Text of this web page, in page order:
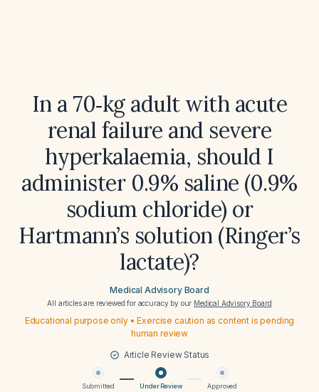
In a 70‑kg adult with acute
renal failure and severe
hyperkalaemia, should I
administer 0.9% saline (0.9%
sodium chloride) or
Hartmann’s solution (Ringer’s
lactate)?
Medical Advisory Board
All articles are reviewed for accuracy by our Medical Advisory Board
Educational purpose only • Exercise caution as content is pending
human review
Article Review Status
Submitted Under Review Approved